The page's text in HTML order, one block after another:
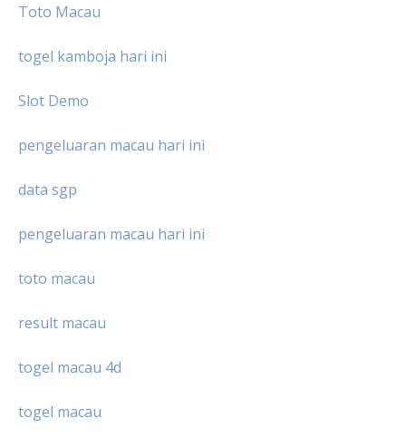
Toto Macau
togel kamboja hari ini
Slot Demo
pengeluaran macau hari ini
data sgp
pengeluaran macau hari ini
toto macau
result macau
togel macau 4d
togel macau